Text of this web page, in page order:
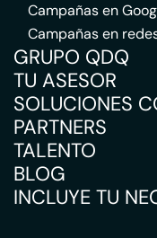
Campañas en
Campañas en
GRUPO QDQ
TU ASESOR
SOLUCIONES
PARTNERS
TALENTO
BLOG
INCLUYE TU